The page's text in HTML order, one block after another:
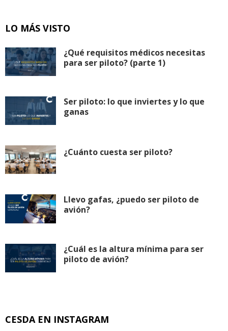
LO MÁS VISTO
¿Qué requisitos médicos necesitas
para ser piloto? (parte 1)
Ser piloto: lo que inviertes y lo que
ganas
¿Cuánto cuesta ser piloto?
Llevo gafas, ¿puedo ser piloto de
avión?
¿Cuál es la altura mínima para ser
piloto de avión?
CESDA EN INSTAGRAM